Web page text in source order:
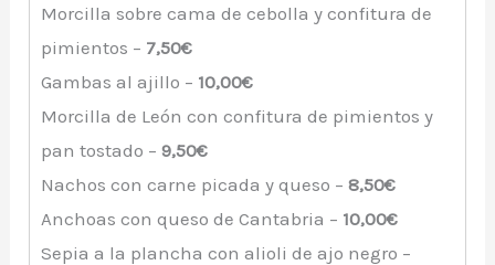
Morcilla sobre cama de cebolla y confitura de
pimientos – 7,50€
Gambas al ajillo – 10,00€
Morcilla de León con confitura de pimientos y
pan tostado –9,50€
Nachos con carne picada y queso –8,50€
Anchoas con queso de Cantabria – 10,00€
Sepia a la plancha con alioli de ajo negro –